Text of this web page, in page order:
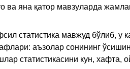
ва яна қатор мавзуларда
статистика мавжуд бўлиб, у
аъзолар сонининг
статистикасини кун, хафта,